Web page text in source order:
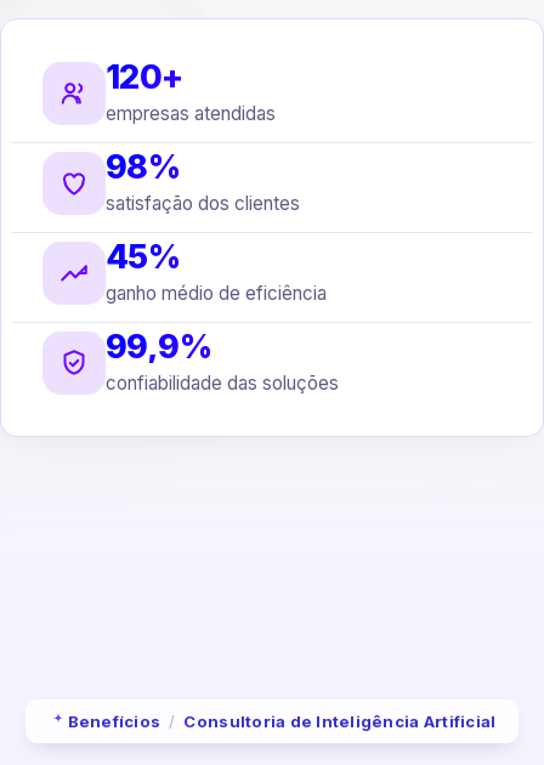
120+
empresas atendidas
98%
satisfação dos clientes
45%
ganho médio de eficiência
99,9%
confiabilidade das soluções
Benefícios / Consultoria de Inteligência Artificial